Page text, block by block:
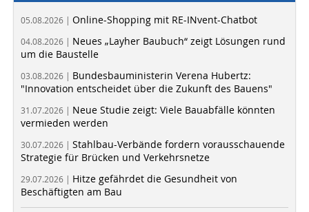
05.08.2026 | Online-Shopping mit RE-INvent-Chatbot
04.08.2026 | Neues „Layher Baubuch“ zeigt Lösungen rund
um die Baustelle
03.08.2026 | Bundesbauministerin Verena Hubertz:
"Innovation entscheidet über die Zukunft des Bauens"
31.07.2026 | Neue Studie zeigt: Viele Bauabfälle könnten
vermieden werden
30.07.2026 | Stahlbau-Verbände fordern vorausschauende
Strategie für Brücken und Verkehrsnetze
29.07.2026 | Hitze gefährdet die Gesundheit von
Beschäftigten am Bau